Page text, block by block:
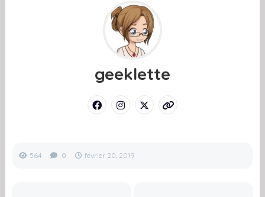
geeklette
564 0 février 20, 2019